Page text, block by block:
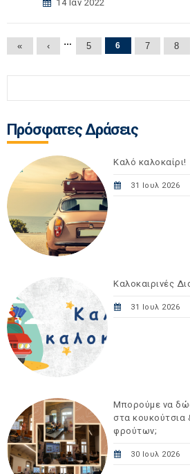
14 Ιαν 2022
Σελίδες
« ‹ … 5 6 7 8
Πρόσφατες Δράσεις
Καλό καλοκαίρι!
31 Ιουλ 2026
Καλοκαιρινές
31 Ιουλ 2026
Μπορούμε να
στα κουκούτσια
φρούτων;
30 Ιουλ 2026